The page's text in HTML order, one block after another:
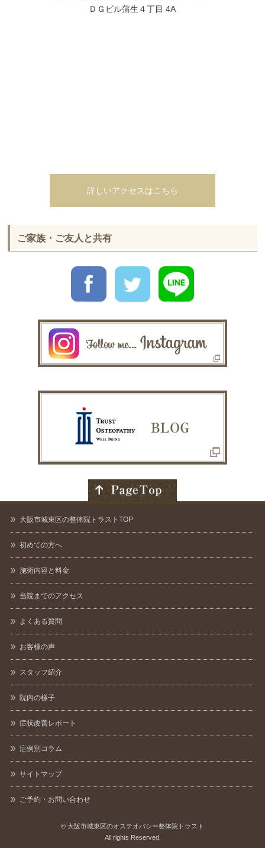
ＤＧビル蒲生４丁目 4A
詳しいアクセスはこちら
ご家族・ご友人と共有
大阪市城東区の整体院トラストTOP
初めての方へ
施術内容と料金
当院までのアクセス
よくある質問
お客様の声
スタッフ紹介
院内の様子
症状改善レポート
症例別コラム
サイトマップ
ご予約・お問い合わせ
© 大阪市城東区のオステオパシー整体院トラスト
All rights Reserved.